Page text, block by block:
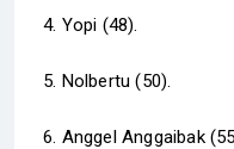
4. Yopi (48).
5. Nolbertu (50).
6. Anggel Anggaibak